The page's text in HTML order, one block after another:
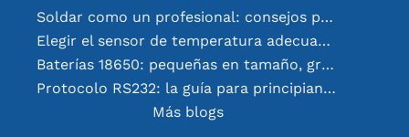
Soldar como un profesional: consejos para conexiones electrónicas perfectas
Elegir el sensor de temperatura adecuado [youtube]
Baterías 18650: pequeñas en tamaño, grandes en rendimiento
Protocolo RS232: la guía para principiantes
Más blogs